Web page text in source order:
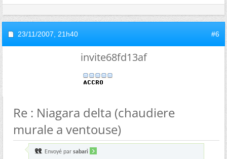
23/11/2007, 21h40 #6
invite68fd13af
Re : Niagara delta (chaudiere
murale a ventouse)
Envoyé par sabari